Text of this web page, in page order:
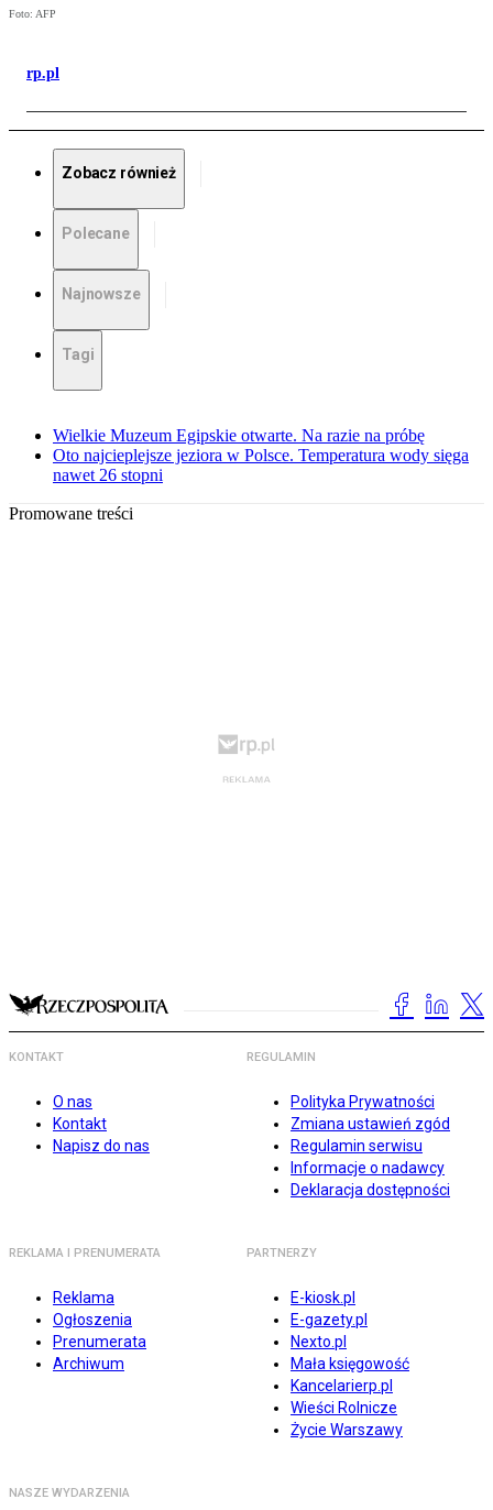
Foto: AFP
rp.pl
Zobacz również
Polecane
Najnowsze
Tagi
Wielkie Muzeum Egipskie otwarte. Na razie na próbę
Oto najcieplejsze jeziora w Polsce. Temperatura wody sięga
nawet 26 stopni
Promowane treści
KONTAKT
O nas
Kontakt
Napisz do nas
REGULAMIN
Polityka Prywatności
Zmiana ustawień zgód
Regulamin serwisu
Informacje o nadawcy
Deklaracja dostępności
REKLAMA I PRENUMERATA
Reklama
Ogłoszenia
Prenumerata
Archiwum
PARTNERZY
E-kiosk.pl
E-gazety.pl
Nexto.pl
Mała księgowość
Kancelarierp.pl
Wieści Rolnicze
Życie Warszawy
NASZE WYDARZENIA